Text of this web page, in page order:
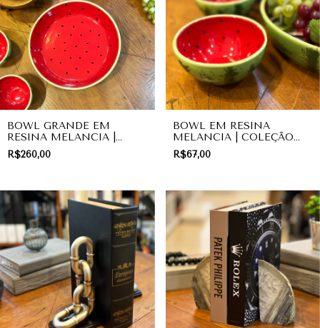
BOWL GRANDE EM
RESINA MELANCIA |
COLEÇÃO FRUITS
R$260,00
BOWL EM RESINA
MELANCIA | COLEÇÃO
FRUITS
R$67,00